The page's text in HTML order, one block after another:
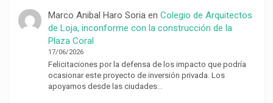
Marco Anibal Haro Soria en Colegio de Arquitectos
de Loja, inconforme con la construcción de la
Plaza Coral
17/06/2026
Felicitaciones por la defensa de los impacto que podría
ocasionar este proyecto de inversión privada. Los
apoyamos desde las ciudades…